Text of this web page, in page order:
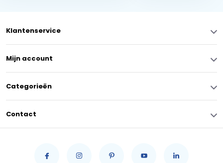
Klantenservice
Mijn account
Categorieën
Contact